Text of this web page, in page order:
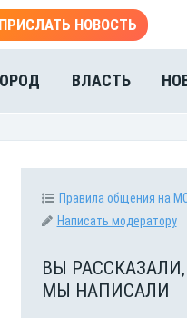
ПРИСЛАТЬ НОВОСТЬ
ВЛАСТЬ
Правила общения на
Написать модератору
ВЫ РАССКАЗАЛИ,
МЫ НАПИСАЛИ